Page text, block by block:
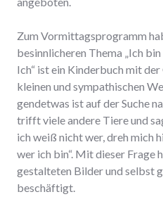
Zum Vormittagsprogramm
besinnlicheren Thema „Ich
Ich“ ist ein Kinderbuch mit
kleinen und sympathischen
gendetwas ist auf der Suche
trifft viele andere Tiere und
ich weiß nicht wer, dreh mich
wer ich bin“. Mit dieser Frage
gestalteten Bilder und selbst
beschäftigt.